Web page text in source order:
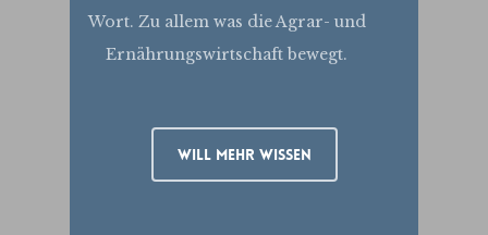
Wort. Zu allem was die Agrar- und
Ernährungswirtschaft bewegt.
Will Mehr Wissen